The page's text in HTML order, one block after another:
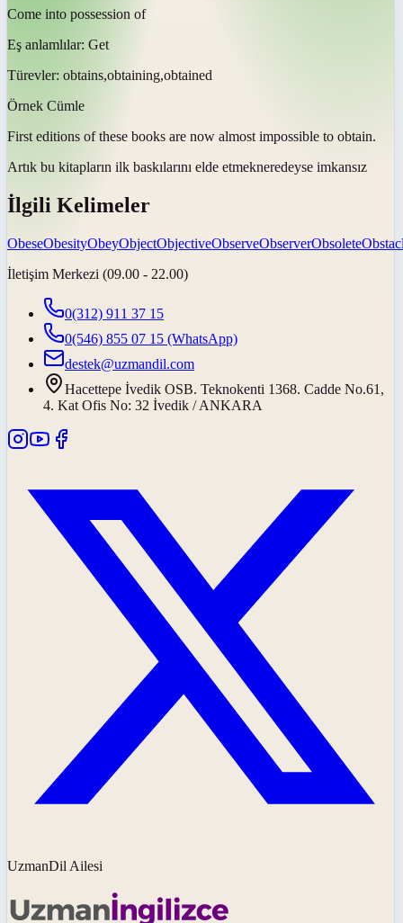
Come into possession of
Eş anlamlılar: Get
Türevler: obtains,obtaining,obtained
Örnek Cümle
First editions of these books are now almost impossible to obtain.
Artık bu kitapların ilk baskılarını elde etmekneredeyse imkansız
İlgili Kelimeler
ObeseObesityObeyObjectObjectiveObserveObserverObsolete
İletişim Merkezi (09.00 - 22.00)
0(312) 911 37 15
0(546) 855 07 15 (WhatsApp)
destek@uzmandil.com
Hacettepe İvedik OSB. Teknokenti 1368. Cadde No.61,
4. Kat Ofis No: 32 İvedik / ANKARA
UzmanDil Ailesi